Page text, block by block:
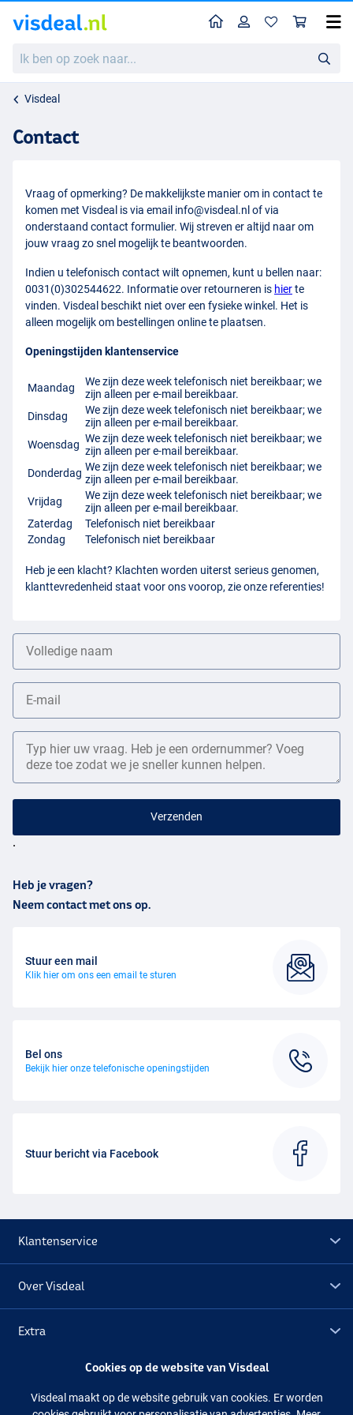
ben
zoek
naar...
HomeProfiel
Visdeal
Contact
Vraag of opmerking? De makkelijkste manier om in contact te
komen met Visdeal is via email info@visdeal.nl of via
onderstaand contact formulier. Wij streven er altijd naar om
jouw vraag zo snel mogelijk te beantwoorden.
Indien u telefonisch contact wilt opnemen, kunt u bellen naar:
0031(0)302544622. Informatie over retourneren is hierte
vinden. Visdeal beschikt niet over een fysieke winkel. Het is
alleen mogelijk om bestellingen online te plaatsen.
Openingstijden klantenservice
Maandag
We zijn deze week telefonisch niet bereikbaar; we
zijn alleen per e-mail bereikbaar.
Dinsdag
We zijn deze week telefonisch niet bereikbaar; we
zijn alleen per e-mail bereikbaar.
Woensdag We zijn deze week telefonisch niet bereikbaar; we
zijn alleen per e-mail bereikbaar.
Donderdag We zijn deze week telefonisch niet bereikbaar; we
zijn alleen per e-mail bereikbaar.
Vrijdag
We zijn deze week telefonisch niet bereikbaar; we
zijn alleen per e-mail bereikbaar.
Zaterdag
Telefonisch niet bereikbaar
Zondag
Telefonisch niet bereikbaar
Heb je een klacht? Klachten worden uiterst serieus genomen,
klanttevredenheid staat voor ons voorop, zie onze referenties!
.
Heb je vragen?
Neem contact met ons op.
Stuur een mail
Klik hier om ons een email te sturen
Bel ons
Bekijk hier onze telefonische openingstijden
Stuur bericht via Facebook
Klantenservice
Over Visdeal
Extra
Cookies op de website van Visdeal
Visdeal maakt op de website gebruik van cookies. Er worden